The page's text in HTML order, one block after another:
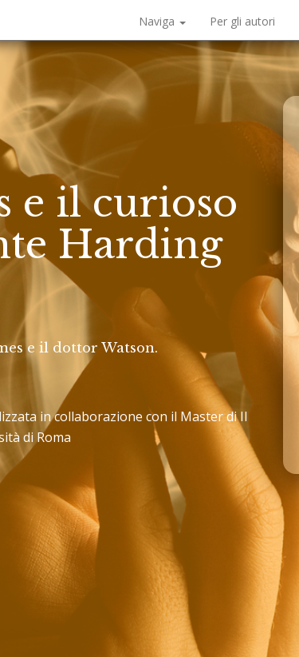
Naviga Per gli autori
e il curioso
Harding
e il dottor Watson.
in collaborazione con il Master di II
di Roma